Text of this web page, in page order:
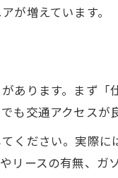
送がもたらす経済
に広がる軽貨物配
感する軽貨物配送
たらす新しい日常
物配送で得る柔軟
が増えています。
あります。まず
交通アクセスが
ください。実際
ースの有無、ガ